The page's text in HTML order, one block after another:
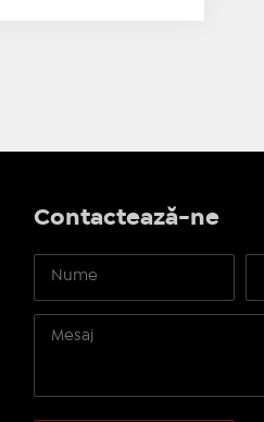
Contactează-ne